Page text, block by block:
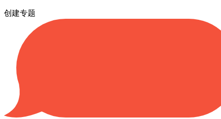
创建专题